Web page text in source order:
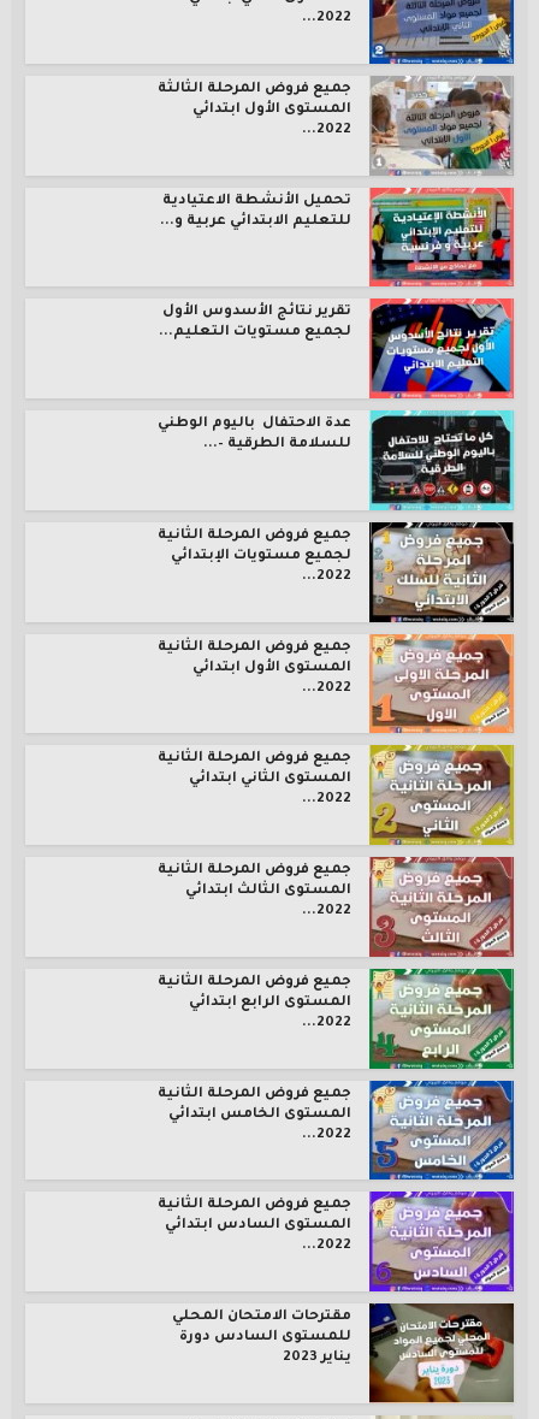
2022...
جميع فروض المرحلة الثالثة
المستوى الأول ابتدائي
2022...
تحميل الأنشطة الاعتيادية
للتعليم الابتدائي عربية و...
تقرير نتائج الأسدوس الأول
لجميع مستويات التعليم...
عدة الاحتفال باليوم الوطني
للسلامة الطرقية –...
جميع فروض المرحلة الثانية
لجميع مستويات الإبتدائي
2022...
جميع فروض المرحلة الثانية
المستوى الأول ابتدائي
2022...
جميع فروض المرحلة الثانية
المستوى الثاني ابتدائي
2022...
جميع فروض المرحلة الثانية
المستوى الثالث ابتدائي
2022...
جميع فروض المرحلة الثانية
المستوى الرابع ابتدائي
2022...
جميع فروض المرحلة الثانية
المستوى الخامس ابتدائي
2022...
جميع فروض المرحلة الثانية
المستوى السادس ابتدائي
2022...
مقترحات الامتحان المحلي
للمستوى السادس دورة
يناير 2023